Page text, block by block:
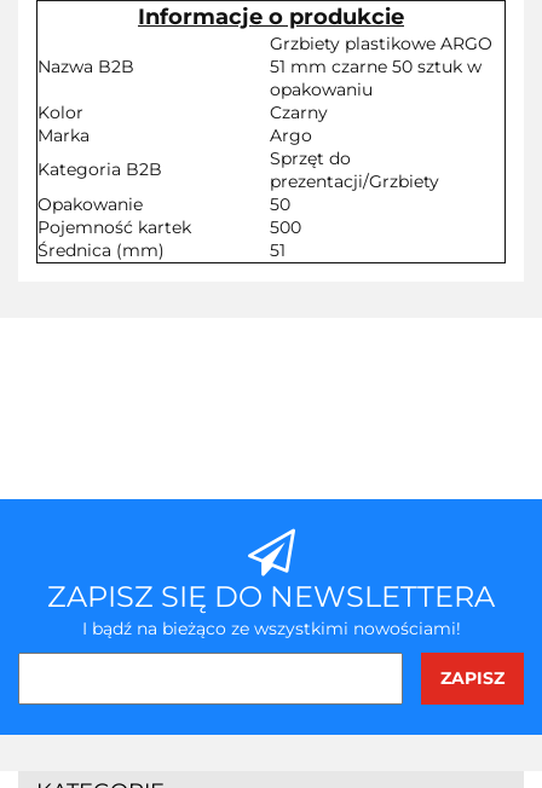
Informacje o produkcie
Nazwa B2B
Grzbiety plastikowe ARGO
51 mm czarne 50 sztuk w
opakowaniu
Kolor
Czarny
Marka
Argo
Kategoria B2B
Sprzęt do
prezentacji/Grzbiety
Opakowanie
50
Pojemność kartek
500
Średnica (mm)
51
ZAPISZ SIĘ DO NEWSLETTERA
I bądź na bieżąco ze wszystkimi nowościami!